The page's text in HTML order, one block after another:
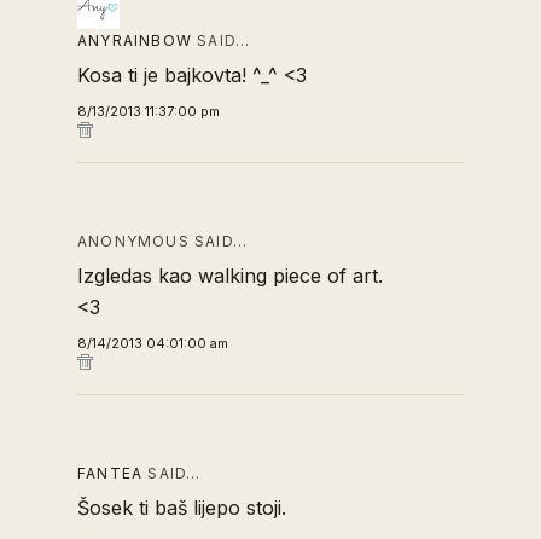
ANYRAINBOW SAID…
Kosa ti je bajkovta! ^_^ <3
8/13/2013 11:37:00 pm
ANONYMOUS SAID…
Izgledas kao walking piece of art.
<3
8/14/2013 04:01:00 am
FANTEA SAID…
Šosek ti baš lijepo stoji.